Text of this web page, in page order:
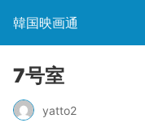
韓国映画通
7号室
yatto2